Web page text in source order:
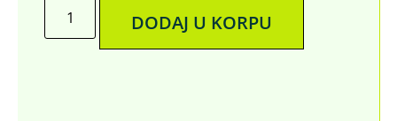
DODAJ U KORPU